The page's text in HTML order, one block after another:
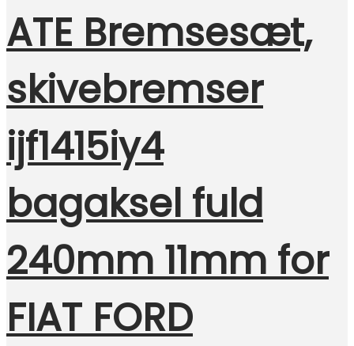
ATE Bremsesæt,
skivebremser
ijf1415iy4
bagaksel fuld
240mm 11mm for
FIAT FORD